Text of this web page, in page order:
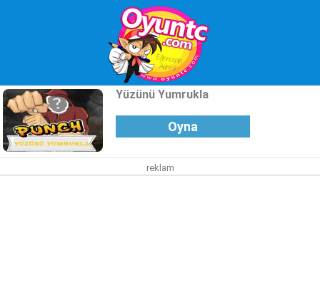
Yüzünü Yumrukla
Oyna
reklam